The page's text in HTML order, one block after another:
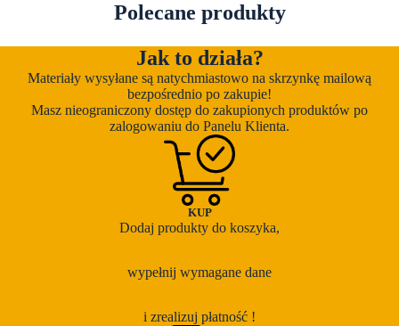
Polecane produkty
Jak to działa?
Materiały wysyłane są natychmiastowo na skrzynkę mailową
bezpośrednio po zakupie!
Masz nieograniczony dostęp do zakupionych produktów po
zalogowaniu do Panelu Klienta.
KUP
Dodaj produkty do koszyka,
wypełnij wymagane dane
i zrealizuj płatność !